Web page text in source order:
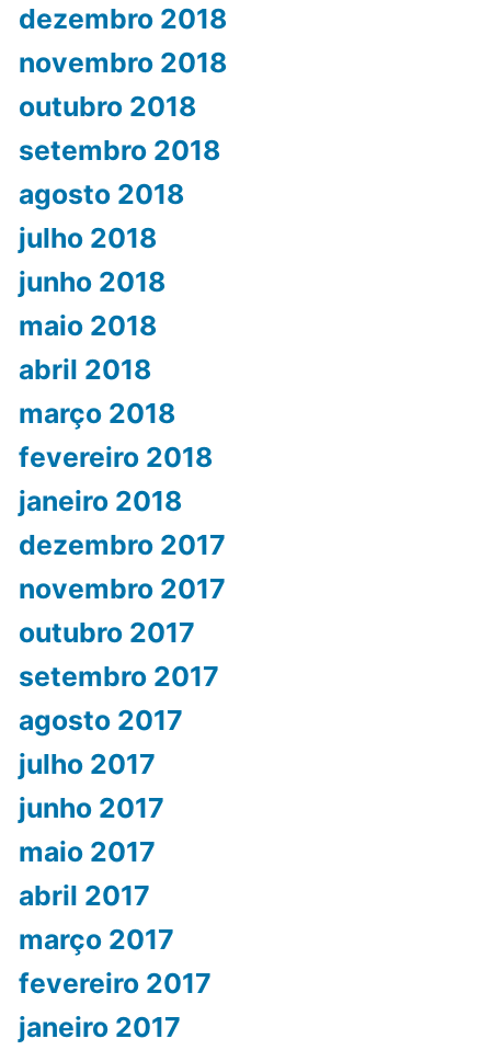
dezembro 2018
novembro 2018
outubro 2018
setembro 2018
agosto 2018
julho 2018
junho 2018
maio 2018
abril 2018
março 2018
fevereiro 2018
janeiro 2018
dezembro 2017
novembro 2017
outubro 2017
setembro 2017
agosto 2017
julho 2017
junho 2017
maio 2017
abril 2017
março 2017
fevereiro 2017
janeiro 2017